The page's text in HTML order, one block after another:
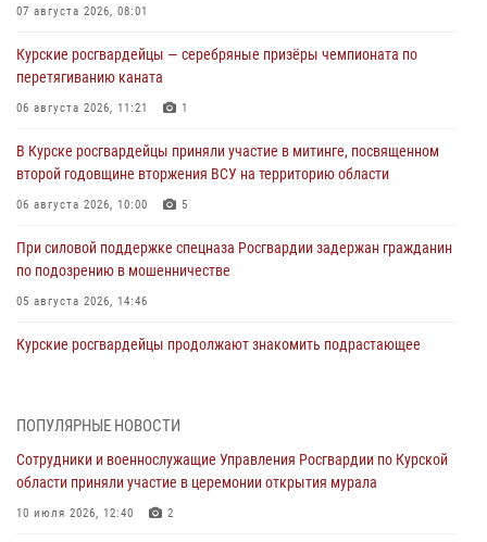
07 августа 2026, 08:01
Курские росгвардейцы — серебряные призёры чемпионата по
перетягиванию каната
06 августа 2026, 11:21 1
В Курске росгвардейцы приняли участие в митинге, посвященном
второй годовщине вторжения ВСУ на территорию области
06 августа 2026, 10:00 5
При силовой поддержке спецназа Росгвардии задержан гражданин
по подозрению в мошенничестве
05 августа 2026, 14:46
Курские росгвардейцы продолжают знакомить подрастающее
оздоровительных лагерях
05 августа 2026, 09:51
ПОПУЛЯРНЫЕ НОВОСТИ
Сотрудники и военнослужащие Управления Росгвардии по Курской
области приняли участие в церемонии открытия мурала
10 июля 2026, 12:40 2